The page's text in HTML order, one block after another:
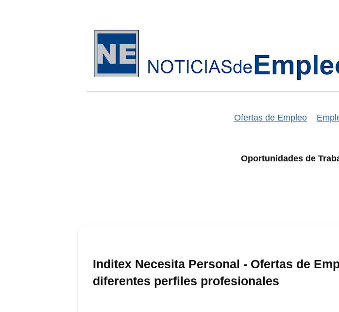
Ofertas de Empleo
Oportunidades de
Inditex Necesita Personal - Ofertas de
diferentes perfiles profesionales